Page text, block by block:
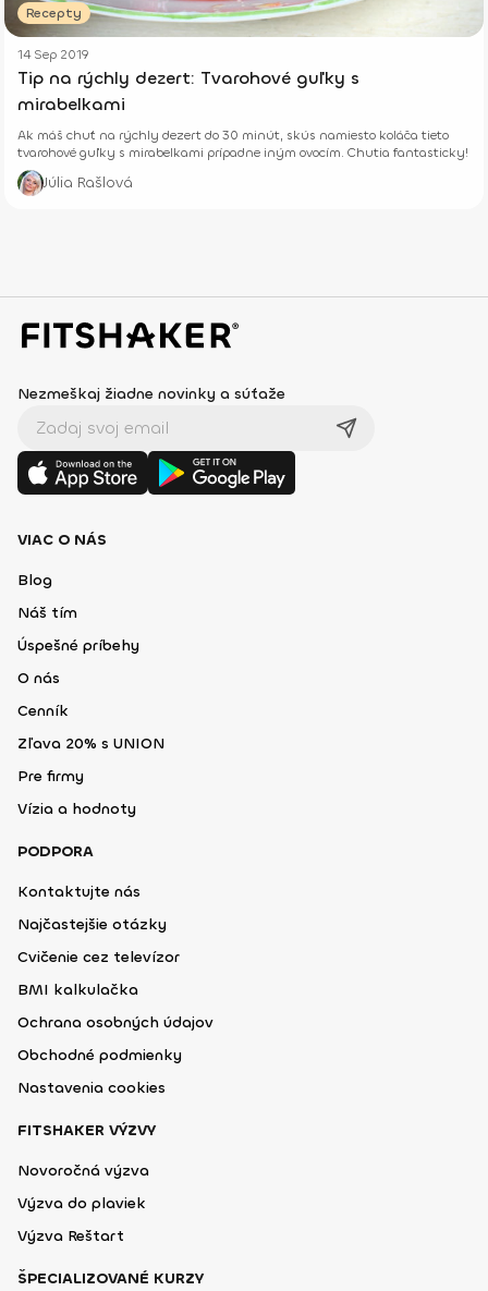
Recepty
14 Sep 2019
Tip na rýchly dezert: Tvarohové guľky s
mirabelkami
Ak máš chuť na rýchly dezert do 30 minút, skús namiesto koláča tieto
tvarohové guľky s mirabelkami prípadne iným ovocím. Chutia fantasticky!
Júlia Rašlová
Nezmeškaj žiadne novinky a súťaže
VIAC O NÁS
Blog
Náš tím
Úspešné príbehy
O nás
Cenník
Zľava 20% s UNION
Pre firmy
Vízia a hodnoty
PODPORA
Kontaktujte nás
Najčastejšie otázky
Cvičenie cez televízor
BMI kalkulačka
Ochrana osobných údajov
Obchodné podmienky
Nastavenia cookies
FITSHAKER VÝZVY
Novoročná výzva
Výzva do plaviek
Výzva Reštart
ŠPECIALIZOVANÉ KURZY